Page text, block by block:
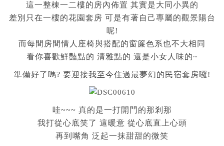
這一整棟一二樓的房內佈置 其實是大同小異的
差別只在一樓的花園套房 可是有著自己專屬的觀景陽台
呢!
而每間房間情人座椅與搭配的窗簾色系也不大相同
看你喜歡鮮豔點的 清雅點的 還是小女人味的~
準備好了嗎? 要迎接我至今住過最夢幻的民宿套房囉!
哇~~~ 真的是一打開門的那剎那
我打從心底笑了 這暖意 從心底直上心頭
再到嘴角 泛起一抹甜甜的微笑